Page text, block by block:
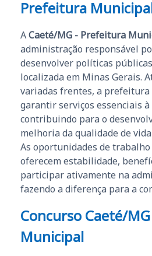
Prefeitura
ACaeté/MG - Prefeitura
administração responsável
desenvolver políticas
localizada em Minas Gerais.
variadas frentes, a
garantir serviços essenciais à
contribuindo para o
melhoria da qualidade de
As oportunidades de
oferecem estabilidade,
participar ativamente na
fazendo a diferença para a
Concurso Caeté/
Municipal